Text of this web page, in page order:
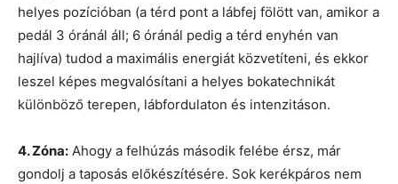
helyes pozícióban (a térd pont a lábfej fölött van, amikor a
pedál 3 óránál áll; 6 óránál pedig a térd enyhén van
hajlíva) tudod a maximális energiát közvetíteni, és ekkor
leszel képes megvalósítani a helyes bokatechnikát
különböző terepen, lábfordulaton és intenzitáson.
4. Zóna: Ahogy a felhúzás második felébe érsz, már
gondolj a taposás előkészítésére. Sok kerékpáros nem